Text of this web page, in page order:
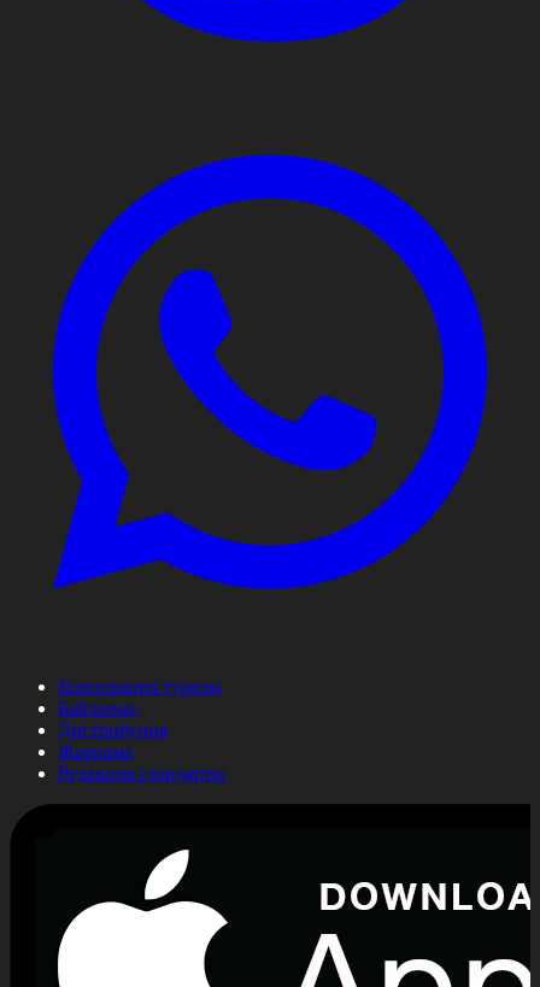
Корпорация туралы
Байланыс
Дистрибуция
Жарнама
Редакция стандарты